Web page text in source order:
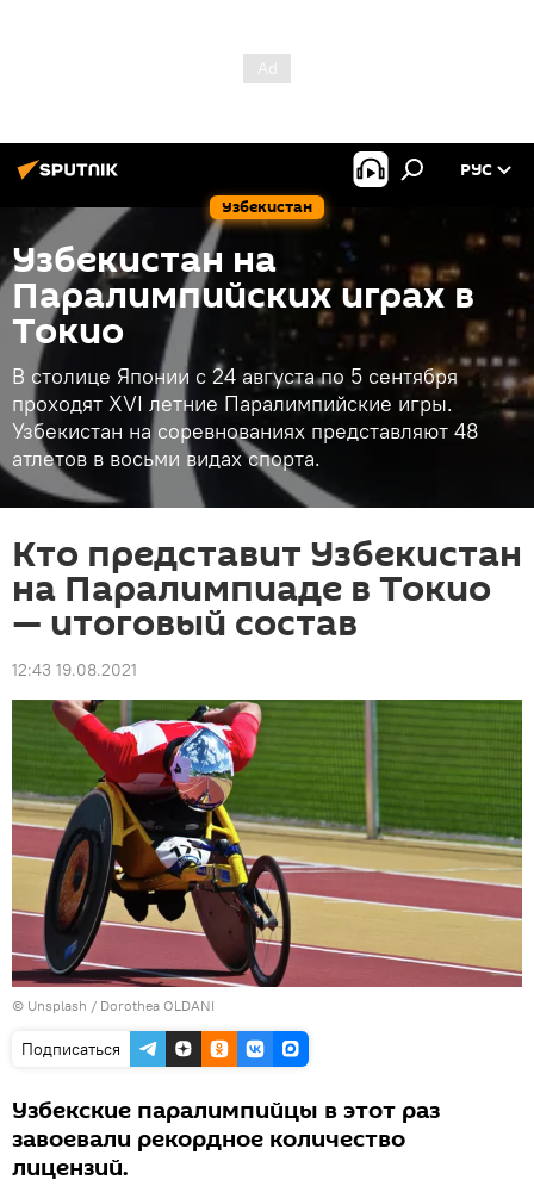
Узбекистан
РУС
Узбекистан на
Паралимпийских играх в
Токио
В столице Японии с 24 августа по 5 сентября
проходят XVI летние Паралимпийские игры.
Узбекистан на соревнованиях представляют 48
атлетов в восьми видах спорта.
Кто представит Узбекистан
на Паралимпиаде в Токио
— итоговый состав
12:43 19.08.2021
© Unsplash / Dorothea OLDANI
Подписаться
Узбекские паралимпийцы в этот раз
завоевали рекордное количество
лицензий.